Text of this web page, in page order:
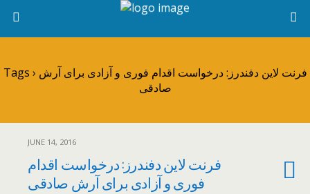
Tags › فرنت لاین دفندرز: درخواست اقدام فوری و آزادی برای آرش
صادقی
JUNE 14, 2016
فرنت لاین دفندرز: درخواست اقدام
فوری و آزادی برای آرش صادقی